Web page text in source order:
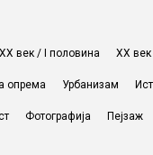
ХХ век / I половина ХХ век
опрема Урбанизам
Фотографија Пејзаж